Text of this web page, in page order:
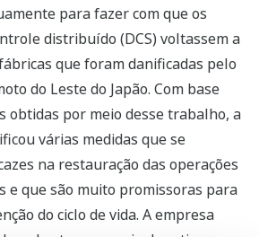
para fazer com que os
distribuído (DCS) voltassem a
que foram danificadas pelo
do Leste do Japão. Com base
obtidas por meio desse trabalho, a
várias medidas que se
na restauração das operações
e que são muito promissoras para
do ciclo de vida. A empresa